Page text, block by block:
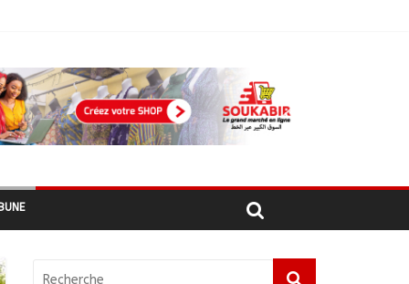
أبشي: الرئيس الولائي للحزب الإصلاحي بولاية وداي يطالب الحكومة بمعالجة أزمة المياه والوقود وغاز الطهي.